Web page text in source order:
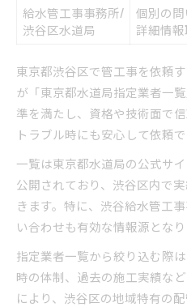
給水管工事事務所/
渋谷区水道局
個別の問
詳細情
東京都渋谷区で管工事を依頼
が「東京都水道局指定業者一
準を満たし、資格や技術面で
トラブル時にも安心して依頼で
一覧は東京都水道局の公式サ
公開されており、渋谷区内で
きます。特に、渋谷給水管工
い合わせも有効な情報源となり
指定業者一覧から絞り込む際
時の体制、過去の施工実績な
により、渋谷区の地域特有の